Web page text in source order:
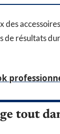
des
de résultats
tout